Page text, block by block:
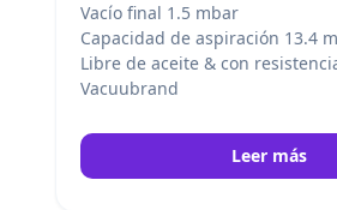
Vacío final 1.5 mbar
Capacidad de aspiración 13.4
Libre de aceite & con
Vacuubrand
Leer más